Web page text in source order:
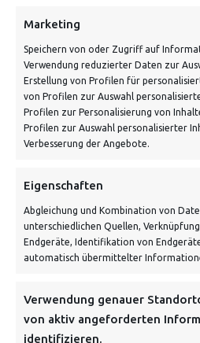
Marketing
Speichern von oder Zugriff auf
Verwendung reduzierter Daten zur
Erstellung von Profilen für
von Profilen zur Auswahl
Profilen zur Personalisierung von
Profilen zur Auswahl personalisierter
Verbesserung der Angebote.
Eigenschaften
Abgleichung und Kombination von
unterschiedlichen Quellen,
Endgeräte, Identifikation von
automatisch übermittelter
Verwendung genauer
von aktiv angeforderten
identifizieren.
VERSANDKOSTENHINWEIS:
NEWSLETTER